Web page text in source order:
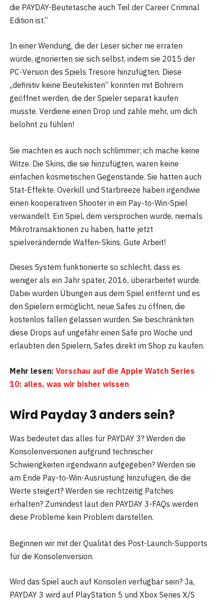
die PAYDAY-Beutetasche auch Teil der Career Criminal
Edition ist.“
In einer Wendung, die der Leser sicher nie erraten
würde, ignorierten sie sich selbst, indem sie 2015 der
PC-Version des Spiels Tresore hinzufügten. Diese
„definitiv keine Beutekisten“ konnten mit Bohrern
geöffnet werden, die der Spieler separat kaufen
musste. Verdiene einen Drop und zahle mehr, um dich
belohnt zu fühlen!
Sie machten es auch noch schlimmer; ich mache keine
Witze. Die Skins, die sie hinzufügten, waren keine
einfachen kosmetischen Gegenstände. Sie hatten auch
Stat-Effekte. Overkill und Starbreeze haben irgendwie
einen kooperativen Shooter in ein Pay-to-Win-Spiel
verwandelt. Ein Spiel, dem versprochen wurde, niemals
Mikrotransaktionen zu haben, hatte jetzt
spielverändernde Waffen-Skins. Gute Arbeit!
Dieses System funktionierte so schlecht, dass es
weniger als ein Jahr später, 2016, überarbeitet wurde.
Dabei wurden Übungen aus dem Spiel entfernt und es
den Spielern ermöglicht, neue Safes zu öffnen, die
kostenlos fallen gelassen wurden. Sie beschränkten
diese Drops auf ungefähr einen Safe pro Woche und
erlaubten den Spielern, Safes direkt im Shop zu kaufen.
Mehr lesen: Vorschau auf die Apple Watch Series
10: alles, was wir bisher wissen
Wird Payday 3 anders sein?
Was bedeutet das alles für PAYDAY 3? Werden die
Konsolenversionen aufgrund technischer
Schwierigkeiten irgendwann aufgegeben? Werden sie
am Ende Pay-to-Win-Ausrüstung hinzufügen, die die
Werte steigert? Werden sie rechtzeitig Patches
erhalten? Zumindest laut den PAYDAY 3-FAQs werden
diese Probleme kein Problem darstellen.
Beginnen wir mit der Qualität des Post-Launch-Supports
für die Konsolenversion.
Wird das Spiel auch auf Konsolen verfügbar sein? Ja,
PAYDAY 3 wird auf PlayStation 5 und Xbox Series X/S